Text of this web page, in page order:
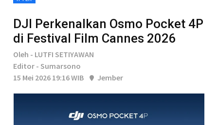
DJI Perkenalkan Osmo Pocket 4P
di Festival Film Cannes 2026
Oleh - LUTFI SETIYAWAN
Editor - Sumarsono
15 Mei 2026 19:16 WIB
Jember